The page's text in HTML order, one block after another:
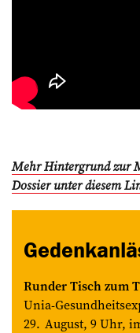
Mehr Hintergrund zur
Dossier unter diesem
Runder Tisch zum
Unia-
29. August, 9 Uhr,